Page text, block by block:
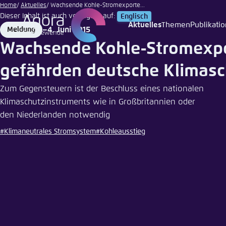
Zum
Hauptinhalt
gehen
AktuellesThemen
Home Aktuelles Wachsende Kohle-Stromexporte...
Dieser Inhalt ist auch verfügbar auf: Englisch
Format
Meldung
Date
4. Juni 2015
Wachsende Kohle-
gefährden deutsche
Zum Gegensteuern ist der Beschluss eines nationalen
Klimaschutzinstruments wie in Großbritannien oder
den Niederlanden notwendig
#Klimaneutrales Stromsystem#Kohleausstieg
DenisIsmagilov
| Fotolia
Melden
Englisch
Diese
Wählen
möchten.
Close